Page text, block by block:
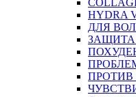
HYDRA
ДЛЯ